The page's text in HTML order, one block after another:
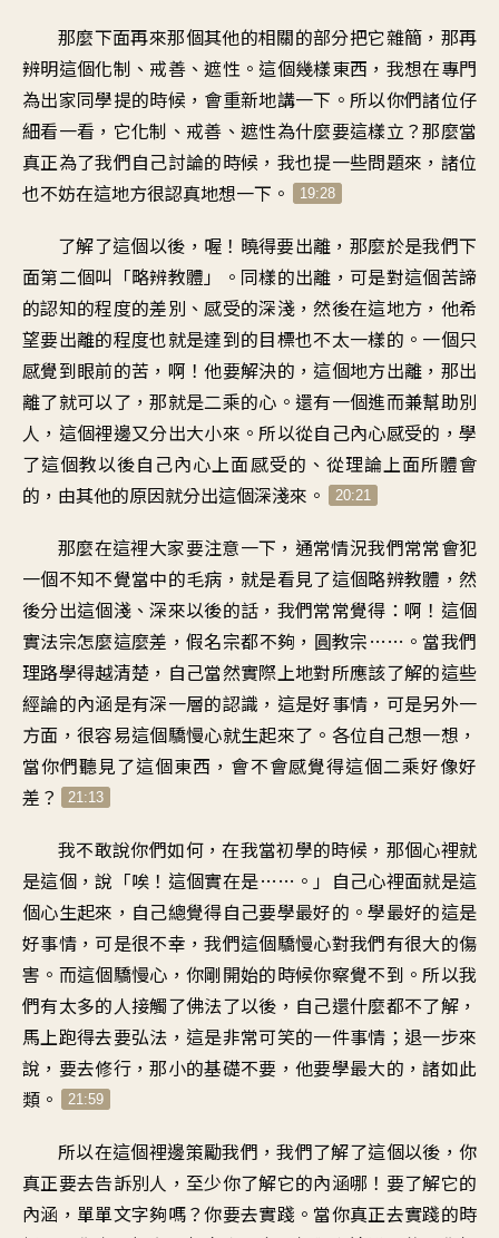
那麼下面再來那個其他的相關的部分把它雜簡，那再
辨明這個化制、戒善、遮性。這個幾樣東西，我想在專門
為出家同學提的時候，會重新地講一下。所以你們諸位仔
細看一看，它化制、戒善、遮性為什麼要這樣立？那麼當
真正為了我們自己討論的時候，我也提一些問題來，諸位
也不妨在這地方很認真地想一下。
19:28
了解了這個以後，喔！曉得要出離，那麼於是我們下
面第二個叫「略辨教體」。同樣的出離，可是對這個苦諦
的認知的程度的差別、感受的深淺，然後在這地方，他希
望要出離的程度也就是達到的目標也不太一樣的。一個只
感覺到眼前的苦，啊！他要解決的，這個地方出離，那出
離了就可以了，那就是二乘的心。還有一個進而兼幫助別
人，這個裡邊又分出大小來。所以從自己內心感受的，學
了這個教以後自己內心上面感受的、從理論上面所體會
的，由其他的原因就分出這個深淺來。
20:21
那麼在這裡大家要注意一下，通常情況我們常常會犯
一個不知不覺當中的毛病，就是看見了這個略辨教體，然
後分出這個淺、深來以後的話，我們常常覺得：啊！這個
實法宗怎麼這麼差，假名宗都不夠，圓教宗……。當我們
理路學得越清楚，自己當然實際上地對所應該了解的這些
經論的內涵是有深一層的認識，這是好事情，可是另外一
方面，很容易這個驕慢心就生起來了。各位自己想一想，
當你們聽見了這個東西，會不會感覺得這個二乘好像好
差？
21:13
我不敢說你們如何，在我當初學的時候，那個心裡就
是這個，說「唉！這個實在是……。」自己心裡面就是這
個心生起來，自己總覺得自己要學最好的。學最好的這是
好事情，可是很不幸，我們這個驕慢心對我們有很大的傷
害。而這個驕慢心，你剛開始的時候你察覺不到。所以我
們有太多的人接觸了佛法了以後，自己還什麼都不了解，
馬上跑得去要弘法，這是非常可笑的一件事情；退一步來
說，要去修行，那小的基礎不要，他要學最大的，諸如此
類。
21:59
所以在這個裡邊策勵我們，我們了解了這個以後，你
真正要去告訴別人，至少你了解它的內涵哪！要了解它的
內涵，單單文字夠嗎？你要去實踐。當你真正去實踐的時